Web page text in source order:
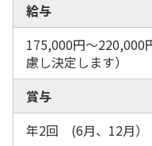
給与
175,000円〜
慮し決定します）
賞与
年2回 (6月、12月）